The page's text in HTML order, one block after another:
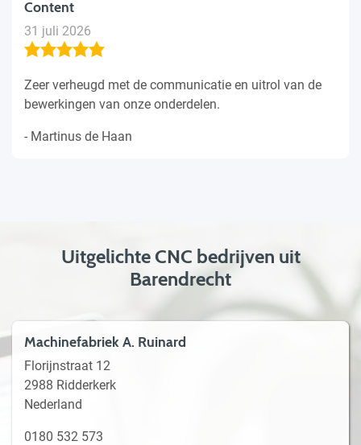
Content
31 juli 2026
Zeer verheugd met de communicatie en uitrol van de
bewerkingen van onze onderdelen.
- Martinus de Haan
Uitgelichte CNC bedrijven uit
Barendrecht
Machinefabriek A. Ruinard
Florijnstraat 12
2988 Ridderkerk
Nederland
0180 532 573